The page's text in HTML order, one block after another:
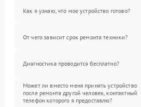
Как я узнаю, что мое устройство готово?
От чего зависит срок ремонта техники?
Диагностика проводится бесплатно?
Может ли вместо меня принять устройство
после ремонта другой человек, контактный
телефон которого я предоставлю?